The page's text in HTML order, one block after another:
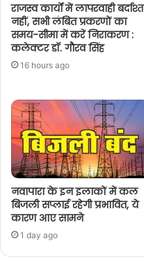
राजस्व कार्यों में लापरवाही बर्दाश्त
नहीं, सभी लंबित प्रकरणों का
समय-सीमा में करें निराकरण :
कलेक्टर डॉ. गौरव सिंह
16 hours ago
नवापारा के इन इलाकों में कल
बिजली सप्लाई रहेगी प्रभावित, ये
कारण आए सामने
1 day ago